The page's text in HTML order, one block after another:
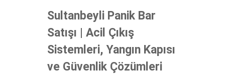
Sultanbeyli Panik Bar
Satışı | Acil Çıkış
Sistemleri, Yangın Kapısı
ve Güvenlik Çözümleri